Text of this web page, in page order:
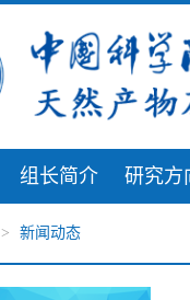
组长简介 研究方
> 新闻动态